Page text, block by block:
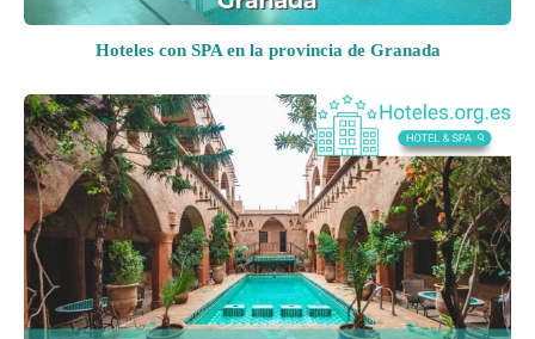
Hoteles con SPA en la provincia de Granada